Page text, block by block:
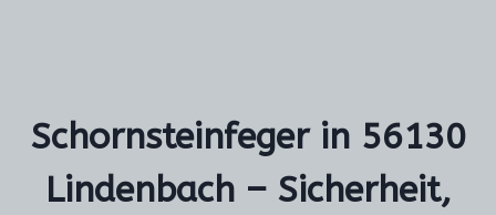
Schornsteinfeger in 56130
Lindenbach – Sicherheit,